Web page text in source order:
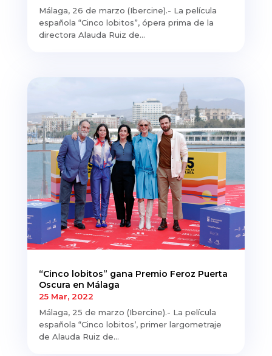
Málaga, 26 de marzo (Ibercine).- La película
española “Cinco lobitos”, ópera prima de la
directora Alauda Ruiz de...
“Cinco lobitos” gana Premio Feroz Puerta
Oscura en Málaga
25 Mar, 2022
Málaga, 25 de marzo (Ibercine).- La película
española “Cinco lobitos’, primer largometraje
de Alauda Ruiz de...